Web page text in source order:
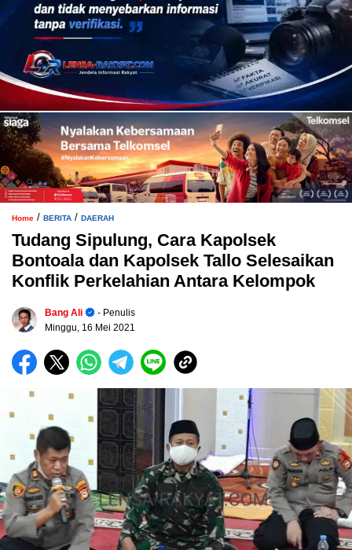
Home / BERITA / DAERAH
Tudang Sipulung, Cara Kapolsek
Bontoala dan Kapolsek Tallo Selesaikan
Konflik Perkelahian Antara Kelompok
Bang Ali
- Penulis
Minggu, 16 Mei 2021